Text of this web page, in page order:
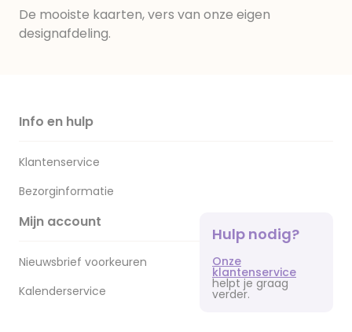
De mooiste kaarten, vers van onze eigen
designafdeling.
Info en hulp
Klantenservice
Bezorginformatie
Mijn account
Nieuwsbrief voorkeuren
Kalenderservice
Hulp nodig?
Onze
klantenservice
helpt je graag
verder.